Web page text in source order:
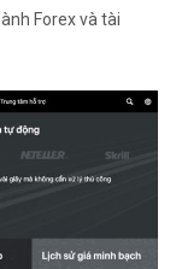
Forex và tài